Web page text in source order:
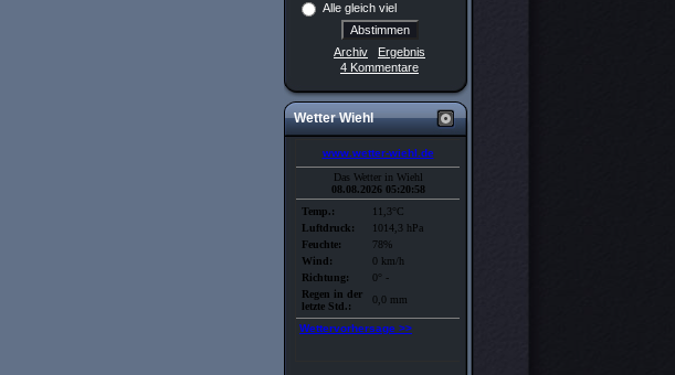
Alle gleich viel
Archiv
Ergebnis
4 Kommentare
Wetter Wiehl